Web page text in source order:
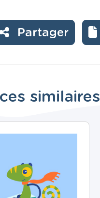
Partager
similaires